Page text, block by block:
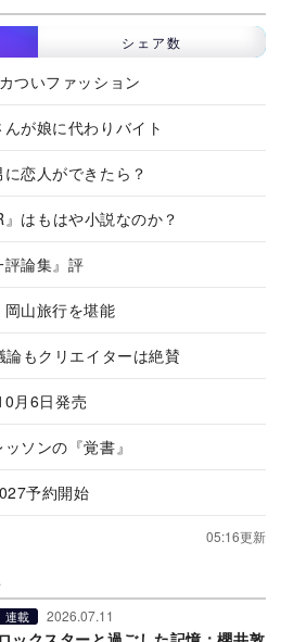
シェア数
ついファッション
んが娘に代わりバイト
に恋人ができたら？
はもはや小説なのか？
論集』評
岡山旅行を堪能
論もクリエイターは絶賛
月6日発売
ソンの『覚書』
予約開始
05:16更新
連載 2026.07.11